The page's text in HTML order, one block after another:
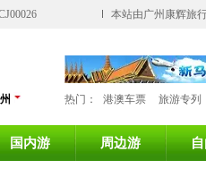
本站由广州康辉旅
热门： 港澳车票 旅游专列
国内游 周边游